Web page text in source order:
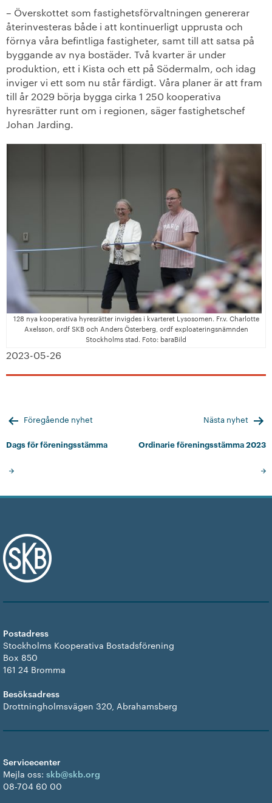
– Överskottet som fastighetsförvaltningen genererar
återinvesteras både i att kontinuerligt upprusta och
förnya våra befintliga fastigheter, samt till att satsa på
byggande av nya bostäder. Två kvarter är under
produktion, ett i Kista och ett på Södermalm, och idag
inviger vi ett som nu står färdigt. Våra planer är att fram
till år 2029 börja bygga cirka 1 250 kooperativa
hyresrätter runt om i regionen, säger fastighetschef
Johan Jarding.
128 nya kooperativa hyresrätter invigdes i kvarteret Lysosomen. Fr.v. Charlotte
Axelsson, ordf SKB och Anders Österberg, ordf exploateringsnämnden
Stockholms stad. Foto: baraBild
2023-05-26
Inläggsnavigering
Föregående nyhet
Dags för föreningsstämma
Nästa nyhet
Ordinarie föreningsstämma 2023
Postadress
Stockholms Kooperativa Bostadsförening
Box 850
161 24 Bromma
Besöksadress
Drottningholmsvägen 320, Abrahamsberg
Servicecenter
Mejla oss: skb@skb.org
08-704 60 00